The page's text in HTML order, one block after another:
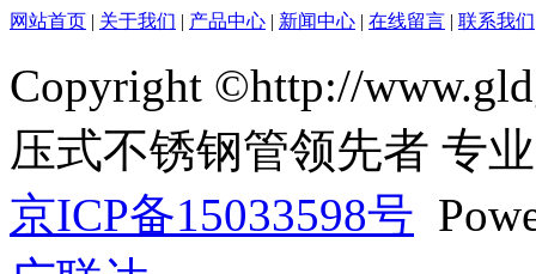
网站首页 | 关于我们 | 产品中心 | 新闻中心 | 在线留言 | 联系我们
Copyright ©http://
压式不锈钢管领先者 专
京ICP备15033598号